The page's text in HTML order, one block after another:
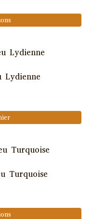
Lydienne
Turquoise